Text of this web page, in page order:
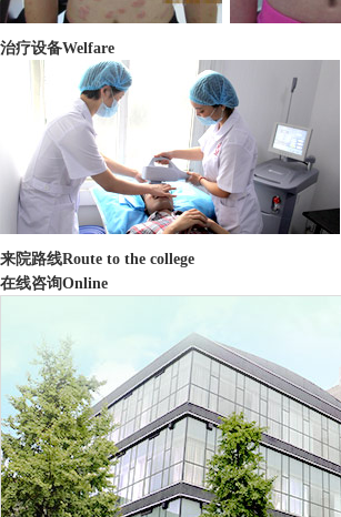
治疗设备Welfare
来院路线Route to the college
在线咨询Online